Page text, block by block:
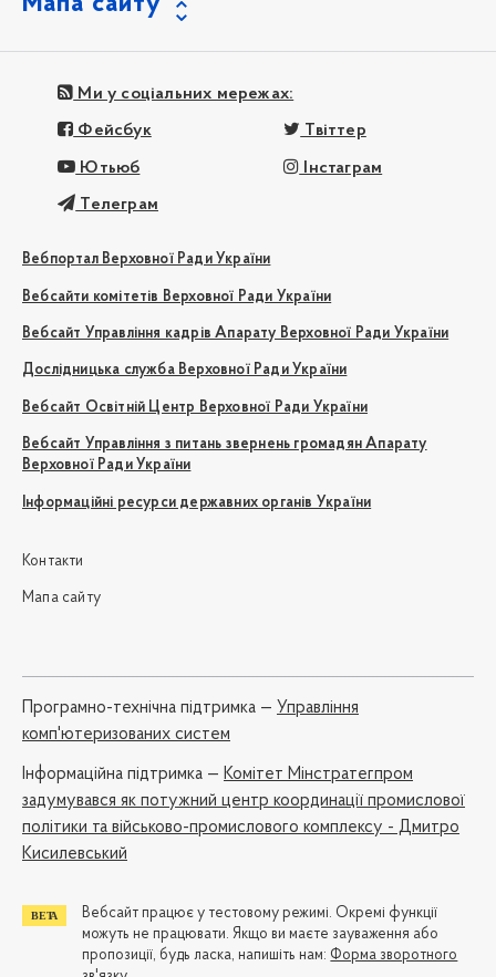
Ми у соціальних мережах:
Фейсбук Твіттер
Ютьюб Інстаграм
Телеграм
Вебпортал Верховної Ради України
Вебсайти комітетів Верховної Ради України
Вебсайт Управління кадрів Апарату Верховної Ради України
Дослідницька служба Верховної Ради України
Вебсайт Освітній Центр Верховної Ради України
Вебсайт Управління з питань звернень громадян Апарату
Верховної Ради України
Інформаційні ресурси державних органів України
Контакти
Мапа сайту
Програмно-технічна підтримка — Управління
комп'ютеризованих систем
Iнформаційна підтримка — Комітет Мінстратегпром
задумувався як потужний центр координації промислової
політики та військово-промислового комплексу - Дмитро
Кисилевський
Вебсайт працює у тестовому режимі. Окремі функції
можуть не працювати. Якщо ви маєте зауваження або
пропозиції, будь ласка, напишіть нам: Форма зворотного